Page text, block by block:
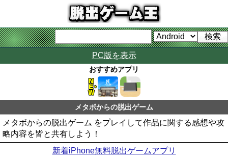
PC版を表示
おすすめアプリ
メタボからの脱出ゲーム
メタボからの脱出ゲーム をプレイして作品に関する感想や攻
略内容を皆と共有しよう！
新着iPhone無料脱出ゲームアプリ